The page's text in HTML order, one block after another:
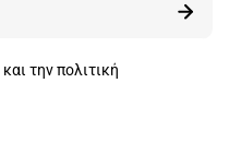
και τηνπολιτική